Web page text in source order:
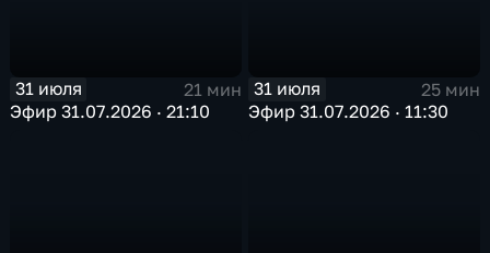
31 июля
21 мин
Эфир 31.07.2026 · 21:10
31 июля
25 мин
Эфир 31.07.2026 · 11:30